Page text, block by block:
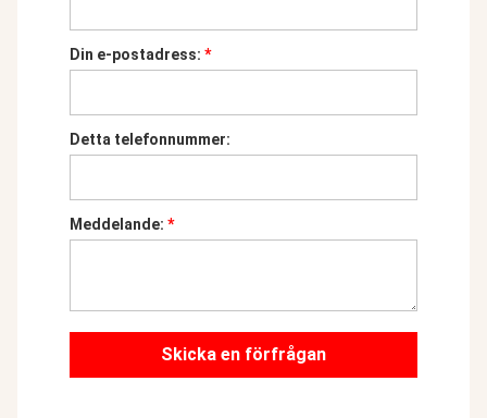
Din e-postadress: *
Detta telefonnummer:
Meddelande: *
Skicka en förfrågan